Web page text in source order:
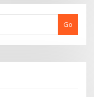
Go